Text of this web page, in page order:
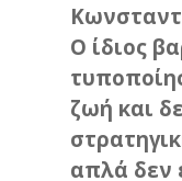
Ο ίδιος
ζωή και
απλά δεν